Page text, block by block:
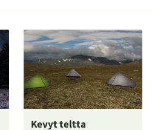
Kevyt teltta